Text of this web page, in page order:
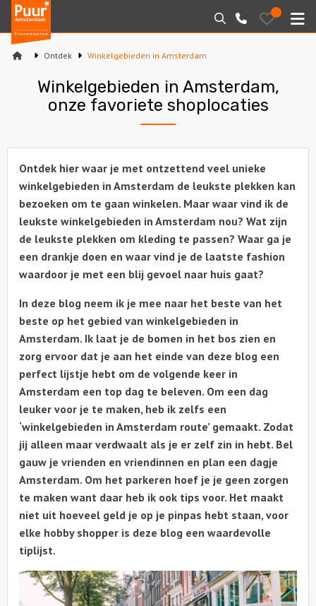
Puur*
Amsterdam
bedrijfsuitjes
Zoeken
020-
6260016
Bewaarde
uitjes
Arrangementen
Sport en spel
Workshops
Rondleidingen
Locaties
Ontdek Winkelgebieden in Amsterdam
Winkelgebieden in Amsterdam,
onze favoriete shoplocaties
Ontdek hier waar je met ontzettend veel unieke
winkelgebieden in Amsterdam de leukste plekken kan
bezoeken om te gaan winkelen. Maar waar vind ik de
leukste winkelgebieden in Amsterdam nou? Wat zijn
de leukste plekken om kleding te passen? Waar ga je
een drankje doen en waar vind je de laatste fashion
waardoor je met een blij gevoel naar huis gaat?
In deze blog neem ik je mee naar het beste van het
beste op het gebied van winkelgebieden in
Amsterdam. Ik laat je de bomen in het bos zien en
zorg ervoor dat je aan het einde van deze blog een
perfect lijstje hebt om de volgende keer in
Amsterdam een top dag te beleven. Om een dag
leuker voor je te maken, heb ik zelfs een
‘winkelgebieden in Amsterdam route’ gemaakt. Zodat
jij alleen maar verdwaalt als je er zelf zin in hebt. Bel
gauw je vrienden en vriendinnen en plan een dagje
Amsterdam. Om het parkeren hoef je je geen zorgen
te maken want daar heb ik ook tips voor. Het maakt
niet uit hoeveel geld je op je pinpas hebt staan, voor
elke hobby shopper is deze blog een waardevolle
tiplijst.